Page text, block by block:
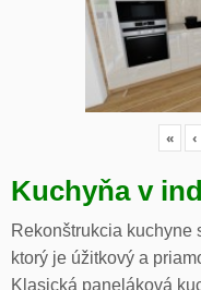
« ‹
Kuchyňa v
Rekonštrukcia kuchyne
ktorý je úžitkový a
Klasická paneláková